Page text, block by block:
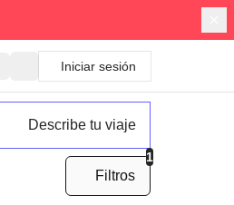
Iniciar sesión
Describe tu viaje
Filtros
1